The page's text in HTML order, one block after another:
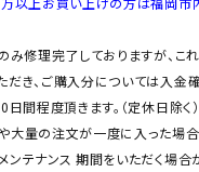
修理完了しておりますが、こ
だき、ご購入分については入金
間程度頂きます。（定休日除く）
大量の注文が一度に入った場
ンテナンス 期間をいただく場合